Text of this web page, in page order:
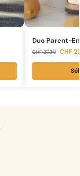
Duo Parent-
CHF27.80 CHF